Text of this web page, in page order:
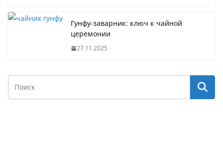
Гунфу-заварник: ключ к чайной
церемонии
27.11.2025